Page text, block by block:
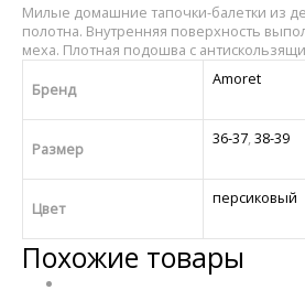
Милые домашние тапочки-балетки из
полотна. Внутренняя поверхность
меха. Плотная подошва с
Бренд
Amoret
Размер
36-37,38-39
Цвет
персиковый
Похожие товары